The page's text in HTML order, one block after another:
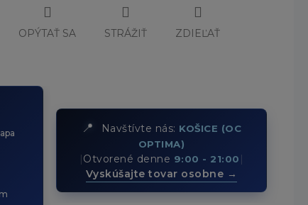
OPÝTAŤ SA STRÁŽIŤ ZDIEĽAŤ
📍 Navštívte nás: KOŠICE (OC
OPTIMA)
Otvorené denne 9:00 - 21:00
Vyskúšajte tovar osobne →